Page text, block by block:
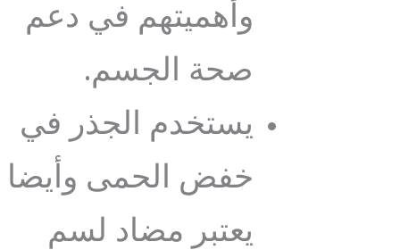
وأهميتهم في دعم
صحة الجسم.
يستخدم الجذر في
خفض الحمى وأيضا
يعتبر مضاد لسم